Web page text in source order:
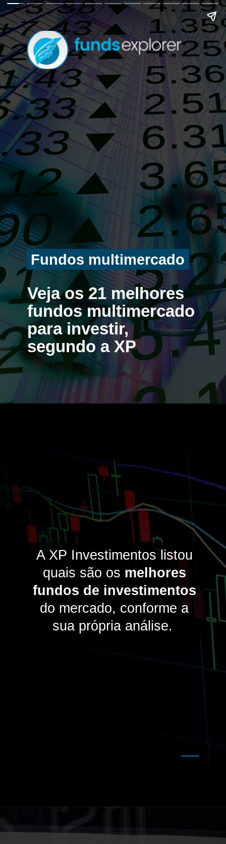
Veja os 21 melhores
fundos multimercado
para investir,
segundo a XP
Fundos multimercado
Fundos multimercado
A XP Investimentos listou
quais são os melhores
fundos de investimentos
do mercado, conforme a
sua própria análise.